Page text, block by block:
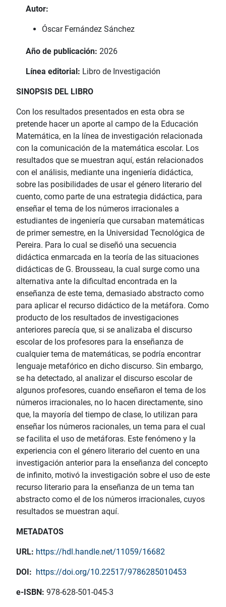
Autor:
Óscar Fernández Sánchez
Año de publicación: 2026
Línea editorial: Libro de Investigación
SINOPSIS DEL LIBRO
Con los resultados presentados en esta obra se
pretende hacer un aporte al campo de la Educación
Matemática, en la línea de investigación relacionada
con la comunicación de la matemática escolar. Los
resultados que se muestran aquí, están relacionados
con el análisis, mediante una ingeniería didáctica,
sobre las posibilidades de usar el género literario del
cuento, como parte de una estrategia didáctica, para
enseñar el tema de los números irracionales a
estudiantes de ingeniería que cursaban matemáticas
de primer semestre, en la Universidad Tecnológica de
Pereira. Para lo cual se diseñó una secuencia
didáctica enmarcada en la teoría de las situaciones
didácticas de G. Brousseau, la cual surge como una
alternativa ante la dificultad encontrada en la
enseñanza de este tema, demasiado abstracto como
para aplicar el recurso didáctico de la metáfora. Como
producto de los resultados de investigaciones
anteriores parecía que, si se analizaba el discurso
escolar de los profesores para la enseñanza de
cualquier tema de matemáticas, se podría encontrar
lenguaje metafórico en dicho discurso. Sin embargo,
se ha detectado, al analizar el discurso escolar de
algunos profesores, cuando enseñaron el tema de los
números irracionales, no lo hacen directamente, sino
que, la mayoría del tiempo de clase, lo utilizan para
enseñar los números racionales, un tema para el cual
se facilita el uso de metáforas. Este fenómeno y la
experiencia con el género literario del cuento en una
investigación anterior para la enseñanza del concepto
de infinito, motivó la investigación sobre el uso de este
recurso literario para la enseñanza de un tema tan
abstracto como el de los números irracionales, cuyos
resultados se muestran aquí.
METADATOS
URL: https://hdl.handle.net/11059/16682
DOI: https://doi.org/10.22517/9786285010453
e-ISBN: 978-628-501-045-3